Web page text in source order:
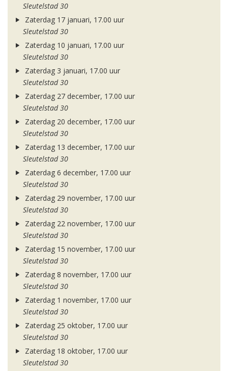
Sleutelstad 30
Zaterdag 17 januari, 17.00 uur
Sleutelstad 30
Zaterdag 10 januari, 17.00 uur
Sleutelstad 30
Zaterdag 3 januari, 17.00 uur
Sleutelstad 30
Zaterdag 27 december, 17.00 uur
Sleutelstad 30
Zaterdag 20 december, 17.00 uur
Sleutelstad 30
Zaterdag 13 december, 17.00 uur
Sleutelstad 30
Zaterdag 6 december, 17.00 uur
Sleutelstad 30
Zaterdag 29 november, 17.00 uur
Sleutelstad 30
Zaterdag 22 november, 17.00 uur
Sleutelstad 30
Zaterdag 15 november, 17.00 uur
Sleutelstad 30
Zaterdag 8 november, 17.00 uur
Sleutelstad 30
Zaterdag 1 november, 17.00 uur
Sleutelstad 30
Zaterdag 25 oktober, 17.00 uur
Sleutelstad 30
Zaterdag 18 oktober, 17.00 uur
Sleutelstad 30